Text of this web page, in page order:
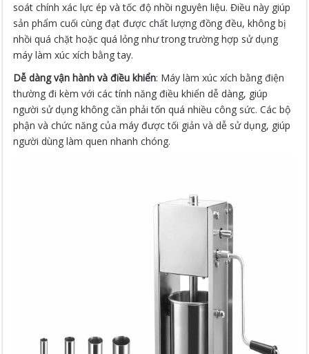
soát chính xác lực ép và tốc độ nhồi nguyên liệu. Điều này giúp
sản phẩm cuối cùng đạt được chất lượng đồng đều, không bị
nhồi quá chặt hoặc quá lỏng như trong trường hợp sử dụng
máy làm xúc xích bằng tay.
Dễ dàng vận hành và điều khiển: Máy làm xúc xích bằng điện
thường đi kèm với các tính năng điều khiển dễ dàng, giúp
người sử dụng không cần phải tốn quá nhiều công sức. Các bộ
phận và chức năng của máy được tối giản và dễ sử dụng, giúp
người dùng làm quen nhanh chóng.